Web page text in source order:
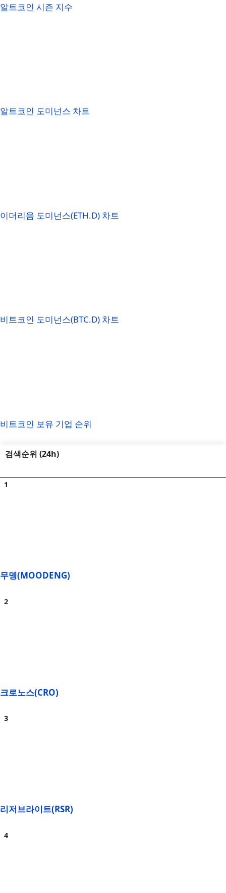
알트코인 시즌 지수
알트코인 도미넌스 차트
이더리움 도미넌스(ETH.D) 차트
비트코인 도미넌스(BTC.D) 차트
비트코인 보유 기업 순위
검색순위 (24h)
무뎅(MOODENG)
크로노스(CRO)
리저브라이트(RSR)